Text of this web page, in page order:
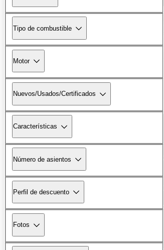
Tipo de combustible
Motor
Nuevos/Usados/Certificados
Características
Número de asientos
Perfil de descuento
Fotos